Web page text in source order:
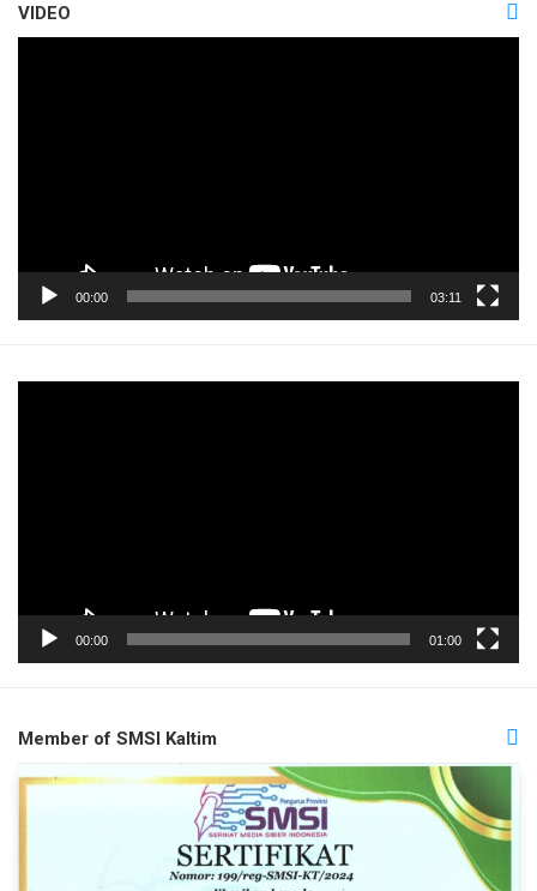
VIDEO
00:00 03:11
00:00 01:00
Member of SMSI Kaltim